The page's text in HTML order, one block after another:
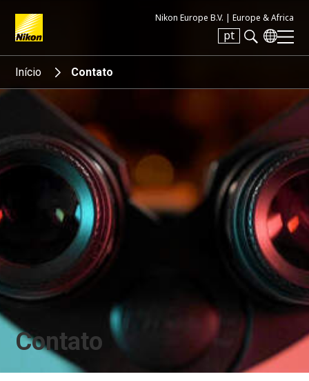
Nikon Europe B.V. | Europe & Africa
pt
Search keyword(s)
Início Contato
Contato